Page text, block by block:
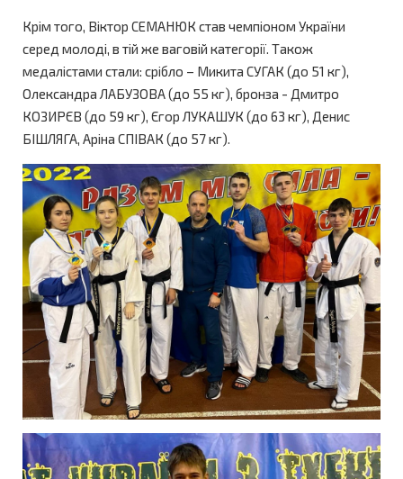
Крім того, Віктор СЕМАНЮК став чемпіоном України
серед молоді, в тій же ваговій категорії. Також
медалістами стали: срібло – Микита СУГАК (до 51 кг),
Олександра ЛАБУЗОВА (до 55 кг), бронза - Дмитро
КОЗИРЄВ (до 59 кг), Єгор ЛУКАШУК (до 63 кг), Денис
БІШЛЯГА, Аріна СПІВАК (до 57 кг).